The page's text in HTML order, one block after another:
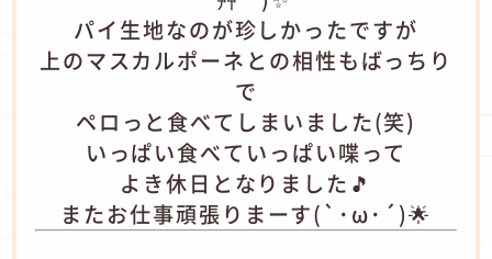
パイ生地なのが珍しかったですが
上のマスカルポーネとの相性もばっちり
で
ペロっと食べてしまいました(笑)
いっぱい食べていっぱい喋って
よき休日となりました🎵
またお仕事頑張りまーす(`･ω･´)🌟